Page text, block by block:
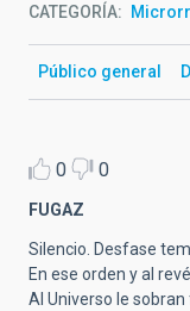
CATEGORÍA
Público general
0 0
FUGAZ
Silencio. Desfase
En ese orden y al
Al Universo le